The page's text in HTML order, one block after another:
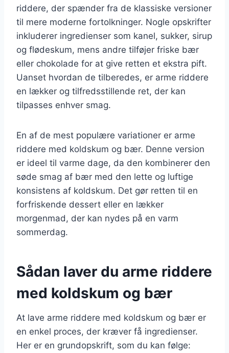
riddere, der spænder fra de klassiske versioner
til mere moderne fortolkninger. Nogle opskrifter
inkluderer ingredienser som kanel, sukker, sirup
og flødeskum, mens andre tilføjer friske bær
eller chokolade for at give retten et ekstra pift.
Uanset hvordan de tilberedes, er arme riddere
en lækker og tilfredsstillende ret, der kan
tilpasses enhver smag.
En af de mest populære variationer er arme
riddere med koldskum og bær. Denne version
er ideel til varme dage, da den kombinerer den
søde smag af bær med den lette og luftige
konsistens af koldskum. Det gør retten til en
forfriskende dessert eller en lækker
morgenmad, der kan nydes på en varm
sommerdag.
Sådan laver du arme riddere
med koldskum og bær
At lave arme riddere med koldskum og bær er
en enkel proces, der kræver få ingredienser.
Her er en grundopskrift, som du kan følge: